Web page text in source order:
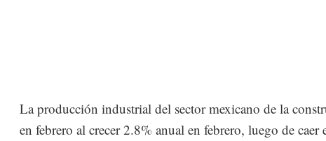
La producción industrial del sector mexicano de la
en febrero al crecer 2.8% anual en febrero, luego de caer